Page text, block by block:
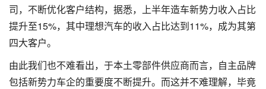
司，不断优化客户结构，据悉，上半年造车新势力收入占比
提升至15%，其中理想汽车的收入占比达到11%，成为其第
四大客户。
由此我们也不难看出，于本土零部件供应商而言，自主品牌
包括新势力车企的重要度不断提升。而这并不难理解，毕竟